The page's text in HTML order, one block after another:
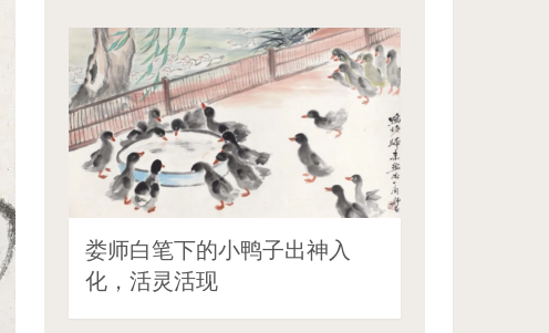
娄师白笔下的小鸭子出神入
化，活灵活现